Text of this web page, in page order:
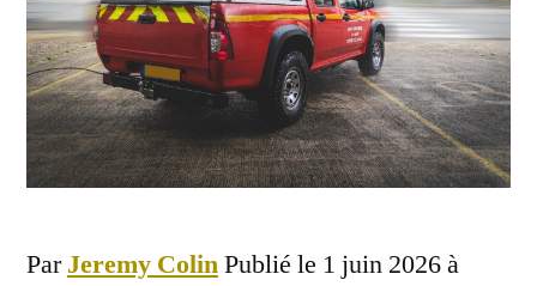
ParJeremy ColinPublié le 1 juin 2026 à